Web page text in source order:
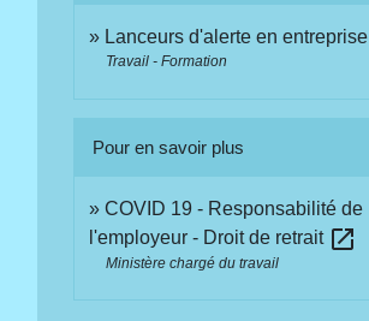
Lanceurs d'alerte en entreprise
Travail - Formation
Pour en savoir plus
COVID 19 - Responsabilité de
l'employeur - Droit de retrait open_in_new
Ministère chargé du travail